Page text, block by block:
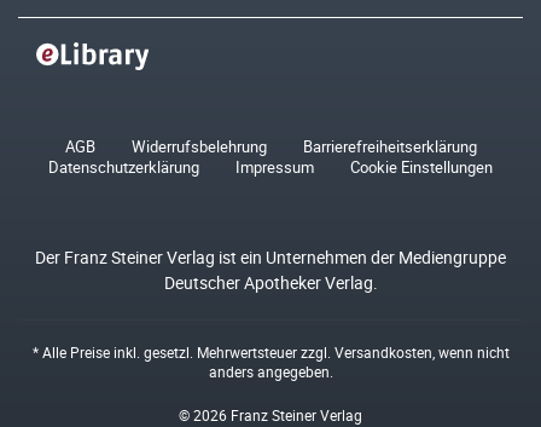
AGB Widerrufsbelehrung
Barrierefreiheitserklärung
Datenschutzerklärung
Impressum Cookie Einstellungen
Der Franz Steiner Verlag ist ein Unternehmen der Mediengruppe
Deutscher Apotheker Verlag.
* Alle Preise inkl. gesetzl. Mehrwertsteuer zzgl. Versandkosten, wenn nicht
anders angegeben.
© 2026 Franz Steiner Verlag